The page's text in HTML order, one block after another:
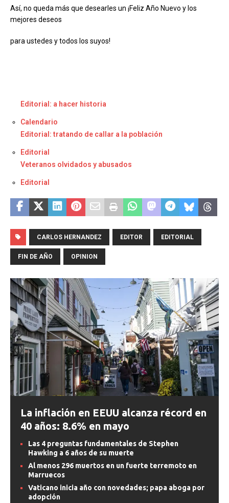
Así, no queda más que desearles un ¡Feliz Año Nuevo y los
mejores deseos
para ustedes y todos los suyos!
Editorial: a hacer historia
Respecto a
Calendario
Editorial: tratando de callar a la población
Respecto a
Editorial
Veteranos olvidados y abusados
Respecto a
Editorial
CARLOS HERNANDEZ EDITOR EDITORIAL
FIN DE AÑO OPINION
La inflación en EEUU alcanza récord en
40 años: 8.6% en mayo
Las 4 preguntas fundamentales de Stephen
Hawking a 6 años de su muerte
Al menos 296 muertos en un fuerte terremoto en
Marruecos
Vaticano inicia año con novedades; papa aboga por
adopción